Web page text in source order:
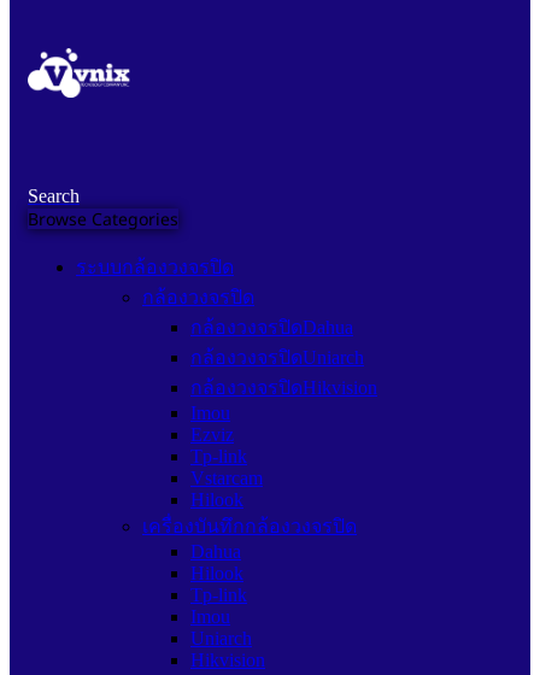
Search
Browse Categories
ระบบกล้องวงจรปิด
กล้องวงจรปิด
กล้องวงจรปิดDahua
กล้องวงจรปิดUniarch
กล้องวงจรปิดHikvision
Imou
Ezviz
Tp-link
Vstarcam
Hilook
เครื่องบันทึกกล้องวงจรปิด
Dahua
Hilook
Tp-link
Imou
Uniarch
Hikvision